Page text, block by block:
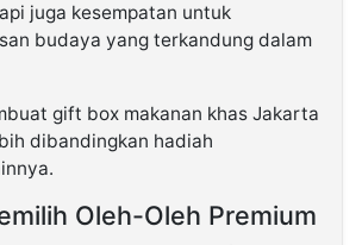
juga kesempatan untuk
budaya yang terkandung dalam
gift box makanan khas Jakarta
dibandingkan hadiah
Oleh-Oleh Premium